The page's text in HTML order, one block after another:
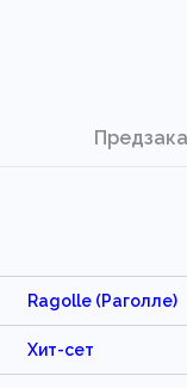
Ragolle (Раголле)
Хит-сет